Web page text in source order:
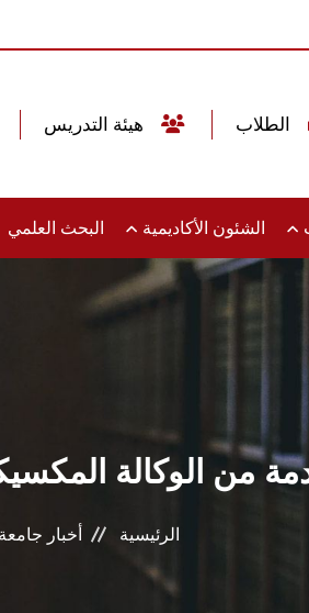
الشئون الأكاديمية البحث العلمي
من الوكالة
الرئيسية أخبار